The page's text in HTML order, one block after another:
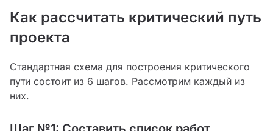
Как рассчитать критический путь
проекта
Стандартная схема для построения критического
пути состоит из 6 шагов. Рассмотрим каждый из
них.